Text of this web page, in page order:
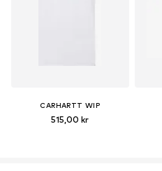
CARHARTT WIP
515,00 kr